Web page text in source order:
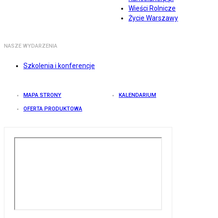
Wieści Rolnicze
Życie Warszawy
NASZE WYDARZENIA
Szkolenia i konferencje
MAPA STRONY KALENDARIUM
OFERTA PRODUKTOWA